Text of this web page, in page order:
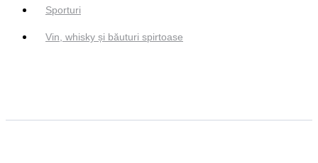
Sporturi
Vin, whisky și băuturi spirtoase